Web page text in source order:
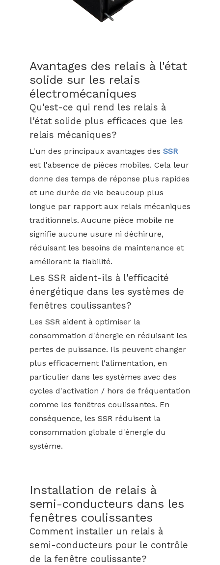
Avantages des relais à l'état
solide sur les relais
électromécaniques
Qu'est-ce qui rend les relais à
l'état solide plus efficaces que les
relais mécaniques?
L'un des principaux avantages des SSR
est l'absence de pièces mobiles. Cela leur
donne des temps de réponse plus rapides
et une durée de vie beaucoup plus
longue par rapport aux relais mécaniques
traditionnels. Aucune pièce mobile ne
signifie aucune usure ni déchirure,
réduisant les besoins de maintenance et
améliorant la fiabilité.
Les SSR aident-ils à l'efficacité
énergétique dans les systèmes de
fenêtres coulissantes?
Les SSR aident à optimiser la
consommation d'énergie en réduisant les
pertes de puissance. Ils peuvent changer
plus efficacement l'alimentation, en
particulier dans les systèmes avec des
cycles d'activation / hors de fréquentation
comme les fenêtres coulissantes. En
conséquence, les SSR réduisent la
consommation globale d'énergie du
système.
Installation de relais à
semi-conducteurs dans les
fenêtres coulissantes
Comment installer un relais à
semi-conducteurs pour le contrôle
de la fenêtre coulissante?